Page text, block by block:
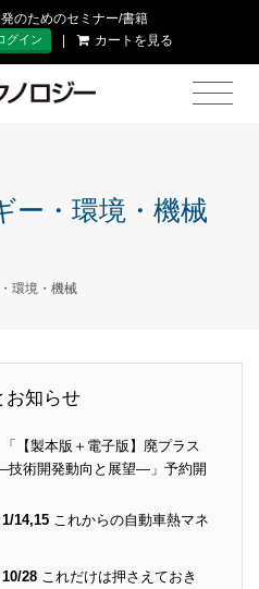
のためのセミナー/書籍
グイン | カートを見る
ー・環境・機械
環境・機械
お知らせ
「【製本版＋電子版】廃プラス
技術開発動向と展望―」予約開
1/14,15これからの自動車熱マネ
10/28これだけは押さえておき